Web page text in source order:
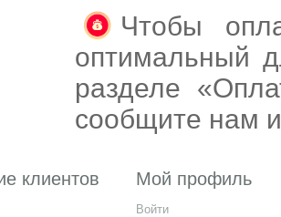
Чтобы
оптимальный
разделе
сообщите нам
клиентов Мой профиль
Войти